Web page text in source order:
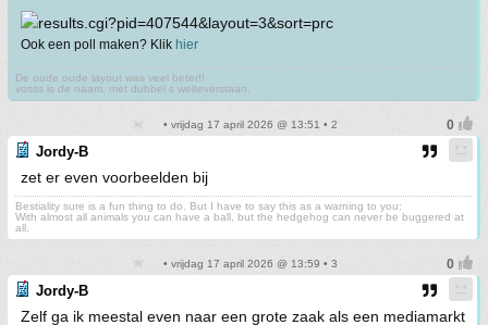
Ook een poll maken? Klik hier
De oude oude layout was veel beter!!
vosss is de naam, met dubbel s welteverstaan.
• vrijdag 17 april 2026 @ 13:51 • 2
Jordy-B
zet er even voorbeelden bij
Bestiality sure is a fun thing to do. But I have to say this as a warning to you:
With almost all animals you can have a ball, but the hedgehog can never be buggered at
all.
• vrijdag 17 april 2026 @ 13:59 • 3
Jordy-B
Zelf ga ik meestal even naar een grote zaak als een mediamarkt